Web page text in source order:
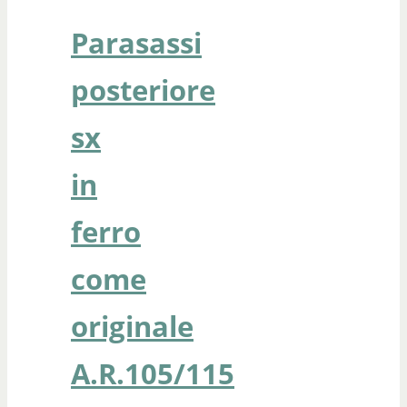
Parasassi
posteriore
sx
in
ferro
come
originale
A.R.105/115